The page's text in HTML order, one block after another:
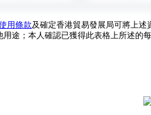
用條款及確定香港貿易發展局可將上
用途；本人確認已獲得此表格上所述的